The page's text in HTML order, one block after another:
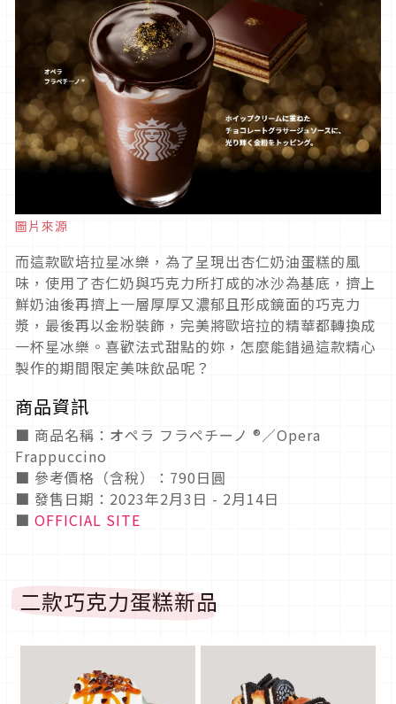
圖片來源
而這款歐培拉星冰樂，為了呈現出杏仁奶油蛋糕的風
味，使用了杏仁奶與巧克力所打成的冰沙為基底，擠上
鮮奶油後再擠上一層厚厚又濃郁且形成鏡面的巧克力
漿，最後再以金粉裝飾，完美將歐培拉的精華都轉換成
一杯星冰樂。喜歡法式甜點的妳，怎麼能錯過這款精心
製作的期間限定美味飲品呢？
商品資訊
■ 商品名稱：オペラ フラペチーノ ®／Opera
Frappuccino
■ 參考價格（含稅）：790日圓
■ 發售日期：2023年2月3日 - 2月14日
■ OFFICIAL SITE
二款巧克力蛋糕新品